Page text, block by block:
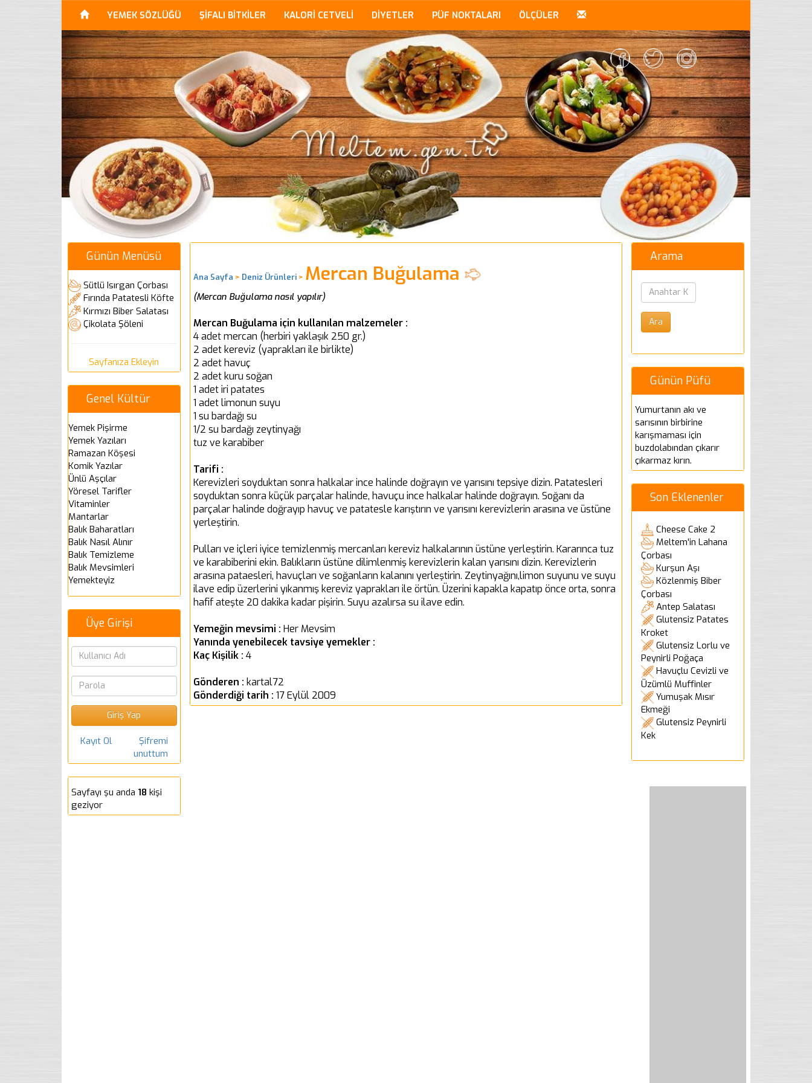
YEMEK SÖZLÜĞÜ ŞİFALI BİTKİLER KALORİ CETVELİ DİYETLER PÜF NOKTALARI ÖLÇÜLER
Ana Sayfa > Deniz Ürünleri> Mercan Buğulama
(Mercan Buğulama nasıl yapılır)
Mercan Buğulama için kullanılan malzemeler :
4 adet mercan (herbiri yaklaşık 250 gr.)
2 adet kereviz (yaprakları ile birlikte)
2 adet havuç
2 adet kuru soğan
1 adet iri patates
1 adet limonun suyu
1 su bardağı su
1/2 su bardağı zeytinyağı
tuz ve karabiber
Tarifi :
Kerevizleri soyduktan sonra halkalar ince halinde doğrayın ve yarısını tepsiye dizin. Patatesleri
soyduktan sonra küçük parçalar halinde, havuçu ince halkalar halinde doğrayın. Soğanı da
parçalar halinde doğrayıp havuç ve patatesle karıştırın ve yarısını kerevizlerin arasına ve üstüne
yerleştirin.
Pulları ve içleri iyice temizlenmiş mercanları kereviz halkalarının üstüne yerleştirin. Kararınca tuz
ve karabiberini ekin. Balıkların üstüne dilimlenmiş kerevizlerin kalan yarısını dizin. Kerevizlerin
arasına pataesleri, havuçları ve soğanların kalanını yerleştirin. Zeytinyağını,limon suyunu ve suyu
ilave edip üzerlerini yıkanmış kereviz yaprakları ile örtün. Üzerini kapakla kapatıp önce orta, sonra
hafif ateşte 20 dakika kadar pişirin. Suyu azalırsa su ilave edin.
Yemeğin mevsimi : Her Mevsim
Yanında yenebilecek tavsiye yemekler :
Kaç Kişilik : 4
Gönderen : kartal72
Gönderdiği tarih : 17 Eylül 2009
Günün Menüsü
Sütlü Isırgan Çorbası
Fırında Patatesli Köfte
Kırmızı Biber Salatası
Çikolata Şöleni
Sayfanıza Ekleyin
Genel Kültür
Yemek Pişirme
Yemek Yazıları
Ramazan Köşesi
Komik Yazılar
Ünlü Aşçılar
Yöresel Tarifler
Vitaminler
Mantarlar
Balık Baharatları
Balık Nasıl Alınır
Balık Temizleme
Balık Mevsimleri
Yemekteyiz
Üye Girişi
Kayıt Ol
Şifremi
unuttum
Sayfayı şu anda 18 kişi
geziyor
Arama
Günün Püfü
Yumurtanın akı ve
sarısının birbirine
karışmaması için
buzdolabından çıkarır
çıkarmaz kırın.
Son Eklenenler
Cheese Cake 2
Meltem'in Lahana
Çorbası
Kurşun Aşı
Közlenmiş Biber
Çorbası
Antep Salatası
Glutensiz Patates
Kroket
Glutensiz Lorlu ve
Peynirli Poğaça
Havuçlu Cevizli ve
Üzümlü Muffinler
Yumuşak Mısır
Ekmeği
Glutensiz Peynirli
Kek